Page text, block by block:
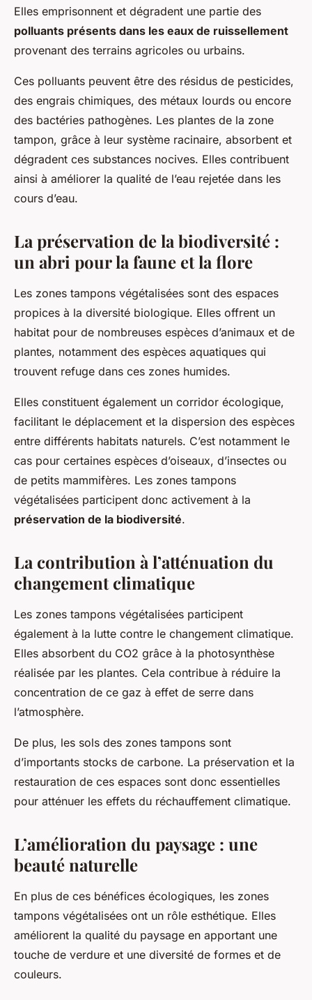
Elles emprisonnent et dégradent une partie des
polluants présents dans les eaux de ruissellement
provenant des terrains agricoles ou urbains.
Ces polluants peuvent être des résidus de pesticides,
des engrais chimiques, des métaux lourds ou encore
des bactéries pathogènes. Les plantes de la zone
tampon, grâce à leur système racinaire, absorbent et
dégradent ces substances nocives. Elles contribuent
ainsi à améliorer la qualité de l’eau rejetée dans les
cours d’eau.
La préservation de la biodiversité :
un abri pour la faune et la flore
Les zones tampons végétalisées sont des espaces
propices à la diversité biologique. Elles offrent un
habitat pour de nombreuses espèces d’animaux et de
plantes, notamment des espèces aquatiques qui
trouvent refuge dans ces zones humides.
Elles constituent également un corridor écologique,
facilitant le déplacement et la dispersion des espèces
entre différents habitats naturels. C’est notamment le
cas pour certaines espèces d’oiseaux, d’insectes ou
de petits mammifères. Les zones tampons
végétalisées participent donc activement à la
préservation de la biodiversité.
La contribution à l’atténuation du
changement climatique
Les zones tampons végétalisées participent
également à la lutte contre le changement climatique.
Elles absorbent du CO2 grâce à la photosynthèse
réalisée par les plantes. Cela contribue à réduire la
concentration de ce gaz à effet de serre dans
l’atmosphère.
De plus, les sols des zones tampons sont
d’importants stocks de carbone. La préservation et la
restauration de ces espaces sont donc essentielles
pour atténuer les effets du réchauffement climatique.
L’amélioration du paysage : une
beauté naturelle
En plus de ces bénéfices écologiques, les zones
tampons végétalisées ont un rôle esthétique. Elles
améliorent la qualité du paysage en apportant une
touche de verdure et une diversité de formes et de
couleurs.